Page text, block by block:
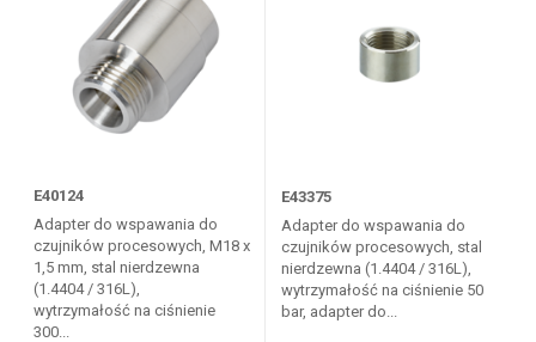
E40124
Adapter do wspawania do
czujników procesowych, M18 x
1,5 mm, stal nierdzewna
(1.4404 / 316L),
wytrzymałość na ciśnienie
300...
E43375
Adapter do wspawania do
czujników procesowych, stal
nierdzewna (1.4404 / 316L),
wytrzymałość na ciśnienie 50
bar, adapter do...